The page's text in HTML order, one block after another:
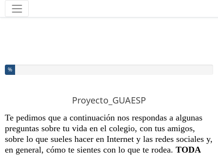
Herramientas
Ha completado el % de este formulario
%
Proyecto_GUAESP
Te pedimos que a continuación nos respondas a algunas
preguntas sobre tu vida en el colegio, con tus amigos,
sobre lo que sueles hacer en Internet y las redes sociales y,
en general, cómo te sientes con lo que te rodea. TODA